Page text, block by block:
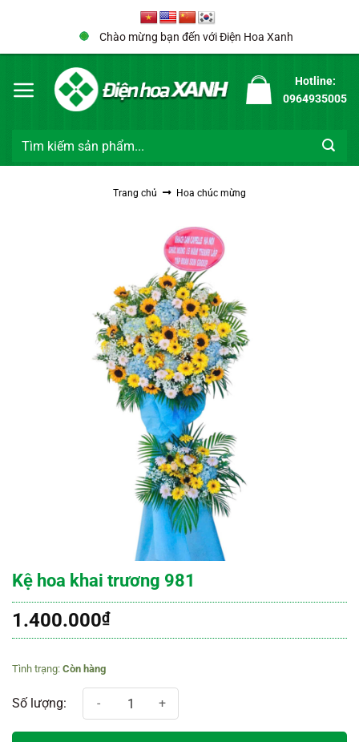
Chào mừng bạn đến với Điện Hoa Xanh
Hotline:
0964935005
Tìm
Trang chủ Hoa chúc mừng
Kệ hoa khai trương 981
1.400.000₫
Còn hàng
Kệ hoa khai trương 981 số lượng